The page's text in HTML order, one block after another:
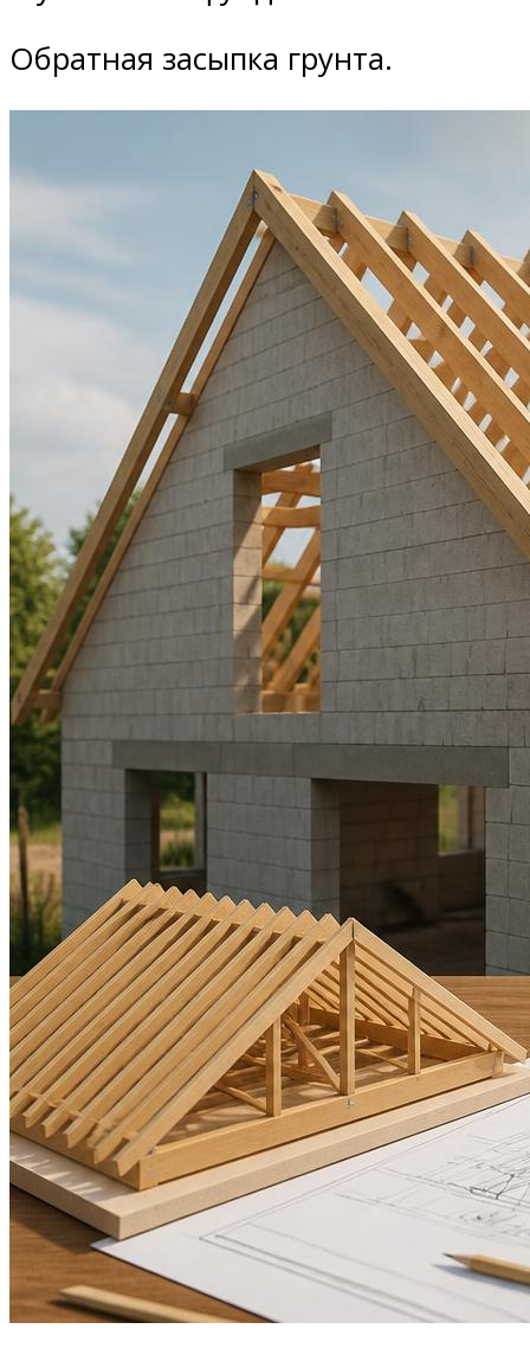
Обратная засыпка грунта.